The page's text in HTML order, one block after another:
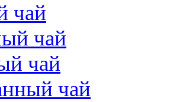
чай
чай
чай
чай